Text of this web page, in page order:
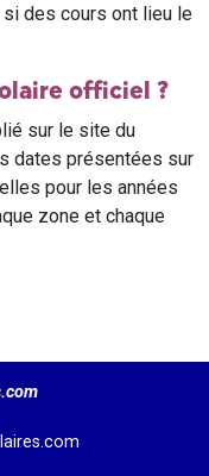
des cours ont lieu le
officiel ?
sur le site du
dates présentées sur
pour les années
zone et chaque